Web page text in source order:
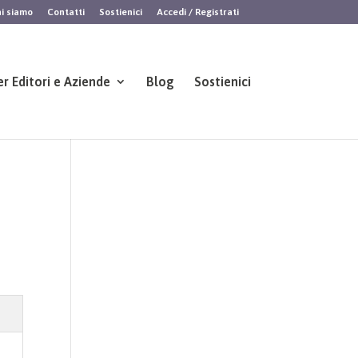
siamo Contatti Sostienici Accedi / Registrati
Editori e Aziende Blog Sostienici